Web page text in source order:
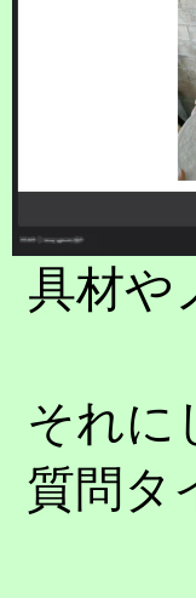
具材や
それ
質問